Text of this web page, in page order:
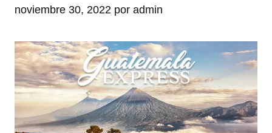
noviembre 30, 2022 por admin